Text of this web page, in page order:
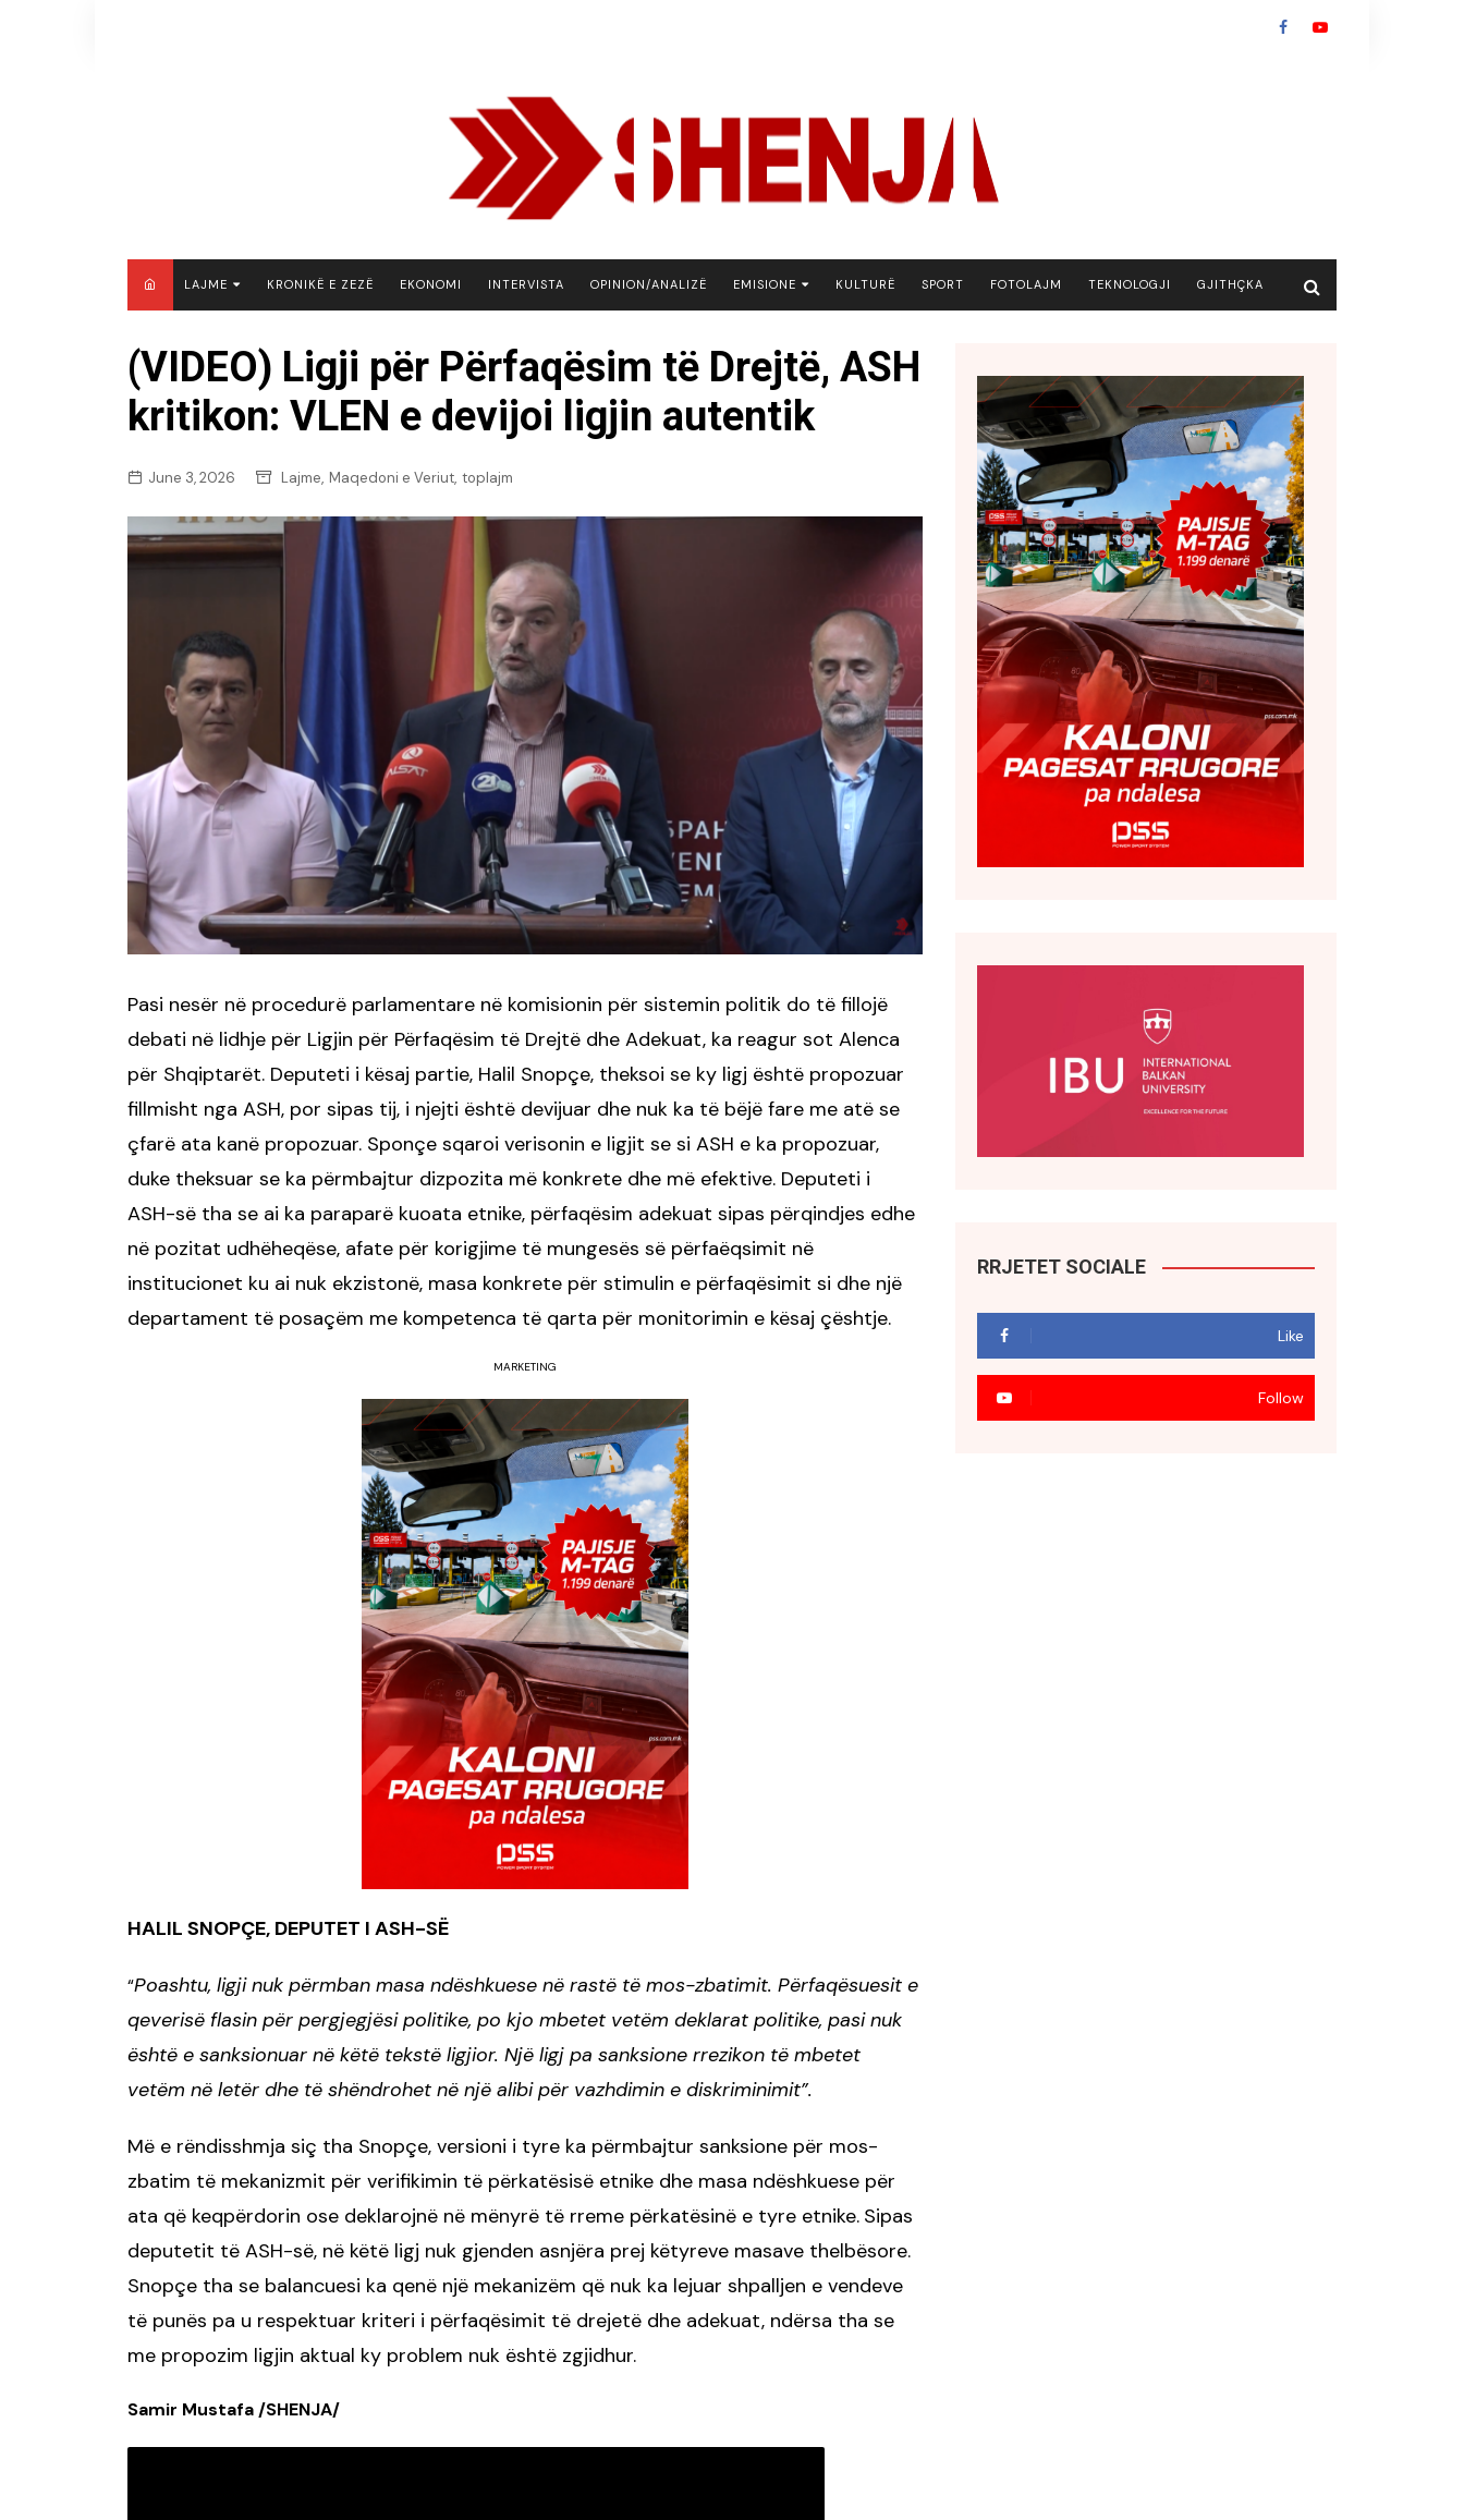
LAJME
KOSOVË
SHQIPËRI
BOTË
KRONIKË E ZEZË EKONOMI INTERVISTA OPINION/ANALIZË EMISIONE
BOTA NE FOKUS
EKONOMIKS
KU E KISHIM FJALEN
LIGJERATE FETARE
PARADITE ME NE
PIKËPAMJE
RECETA E DITES
RELAKS
RETRO JAVORE
KULTURË SPORT FOTOLAJM TEKNOLOGJI GJITHÇKA
(VIDEO) Ligji për Përfaqësim të Drejtë, ASH
kritikon: VLEN e devijoi ligjin autentik
June 3, 2026 Lajme, Maqedoni e Veriut, toplajm
Pasi nesër në procedurë parlamentare në komisionin për sistemin politik do të fillojë
debati në lidhje për Ligjin për Përfaqësim të Drejtë dhe Adekuat, ka reagur sot Alenca
për Shqiptarët. Deputeti i kësaj partie, Halil Snopçe, theksoi se ky ligj është propozuar
fillmisht nga ASH, por sipas tij, i njejti është devijuar dhe nuk ka të bëjë fare me atë se
çfarë ata kanë propozuar. Sponçe sqaroi verisonin e ligjit se si ASH e ka propozuar,
duke theksuar se ka përmbajtur dizpozita më konkrete dhe më efektive. Deputeti i
ASH-së tha se ai ka paraparë kuoata etnike, përfaqësim adekuat sipas përqindjes edhe
në pozitat udhëheqëse, afate për korigjime të mungesës së përfaëqsimit në
institucionet ku ai nuk ekzistonë, masa konkrete për stimulin e përfaqësimit si dhe një
departament të posaçëm me kompetenca të qarta për monitorimin e kësaj çështje.
MARKETING
HALIL SNOPÇE, DEPUTET I ASH-SË
“Poashtu, ligji nuk përmban masa ndëshkuese në rastë të mos-zbatimit. Përfaqësuesit e
qeverisë flasin për pergjegjësi politike, po kjo mbetet vetëm deklarat politike, pasi nuk
është e sanksionuar në këtë tekstë ligjior. Një ligj pa sanksione rrezikon të mbetet
vetëm në letër dhe të shëndrohet në një alibi për vazhdimin e diskriminimit”.
Më e rëndisshmja siç tha Snopçe, versioni i tyre ka përmbajtur sanksione për mos-
zbatim të mekanizmit për verifikimin të përkatësisë etnike dhe masa ndëshkuese për
ata që keqpërdorin ose deklarojnë në mënyrë të rreme përkatësinë e tyre etnike. Sipas
deputetit të ASH-së, në këtë ligj nuk gjenden asnjëra prej këtyreve masave thelbësore.
Snopçe tha se balancuesi ka qenë një mekanizëm që nuk ka lejuar shpalljen e vendeve
të punës pa u respektuar kriteri i përfaqësimit të drejetë dhe adekuat, ndërsa tha se
me propozim ligjin aktual ky problem nuk është zgjidhur.
Samir Mustafa /SHENJA/
RRJETET SOCIALE
Like
Follow